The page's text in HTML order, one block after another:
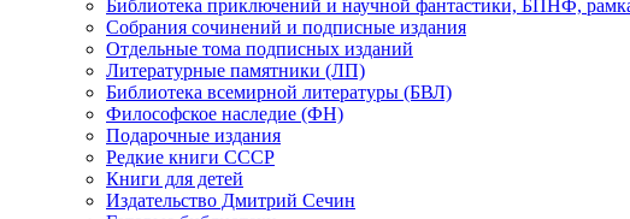
Библиотека приключений и научной фантастики, БПНФ,
Собрания сочинений и подписные издания
Отдельные тома подписных изданий
Литературные памятники (ЛП)
Библиотека всемирной литературы (БВЛ)
Философское наследие (ФН)
Подарочные издания
Редкие книги СССР
Книги для детей
Издательство Дмитрий Сечин